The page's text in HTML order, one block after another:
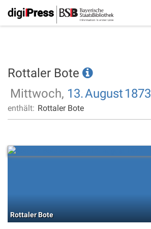
Rottaler Bote
Mittwoch, 13.August 1873
enthält: Rottaler Bote
Rottaler Bote